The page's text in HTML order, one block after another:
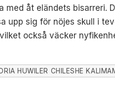
åt eländets bisarreri.
upp sig för nöjes skull i
också väcker
HUWILER CHILESHE